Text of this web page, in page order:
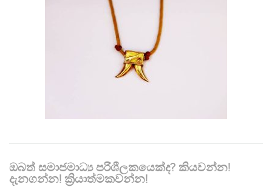
ඔබත් සමාජමාධ්‍ය පරිශීලකයෙක්ද? කියවන්න!
දැනගන්න! ක්‍රියාත්මකවන්න!